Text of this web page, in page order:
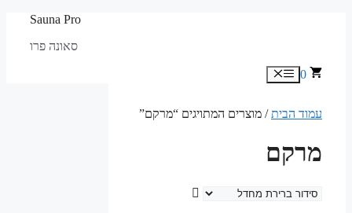
Sauna Pro
סאונה פרו
0 תפריט
עמוד הבית/ מוצרים המתויגים “מרקם”
מרקם